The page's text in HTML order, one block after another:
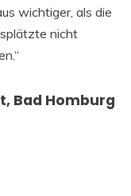
wichtiger, als die
nicht
Bad Homburg